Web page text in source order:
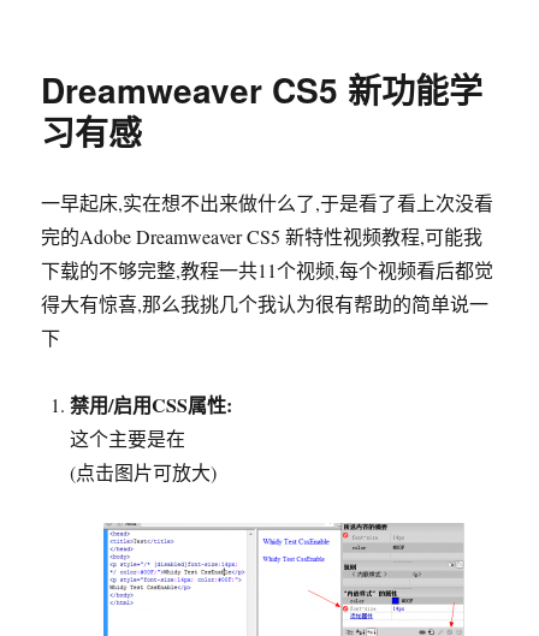
Dreamweaver CS5 新功能学
习有感
一早起床,实在想不出来做什么了,于是看了看上次没看
完的Adobe Dreamweaver CS5 新特性视频教程,可能我
下载的不够完整,教程一共11个视频,每个视频看后都觉
得大有惊喜,那么我挑几个我认为很有帮助的简单说一
下
禁用/启用CSS属性:
这个主要是在
(点击图片可放大)